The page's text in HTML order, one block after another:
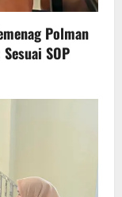
Polman
SOP